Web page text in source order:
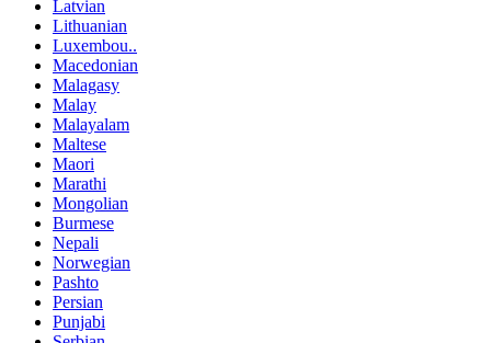
Latvian
Lithuanian
Luxembou..
Macedonian
Malagasy
Malay
Malayalam
Maltese
Maori
Marathi
Mongolian
Burmese
Nepali
Norwegian
Pashto
Persian
Punjabi